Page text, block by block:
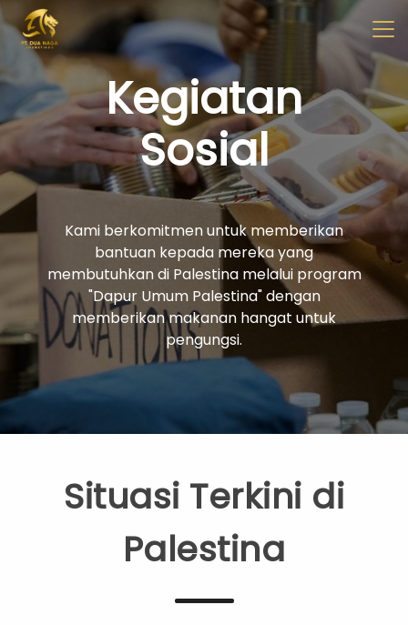
Beranda Tentang Artikel Buletin Kontak ✖
Pabrikan
Tim R & D
Quality Control
Pameran Perdagangan
Face Care
Skincare Set
Skincare Cream
Cleanser
Face Mask
Sheet Mask
Kegiatan
Sosial
Kami berkomitmen untuk memberikan
bantuan kepada mereka yang
membutuhkan di Palestina melalui program
"Dapur Umum Palestina" dengan
memberikan makanan hangat untuk
pengungsi.
Situasi Terkini di
Palestina